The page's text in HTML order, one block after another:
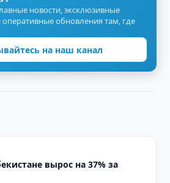
новости, эксклюзивные
обновления там, где
на наш канал
вырос на 37% за